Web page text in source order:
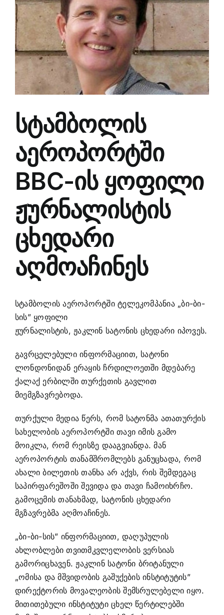
Larger
Image
სტამბოლის
აეროპორტში
BBC-ის ყოფილი
ჟურნალისტის
ცხედარი
აღმოაჩინეს
სტამბოლის აეროპორტში ტელეკომპანია „ბი-ბი-
სის” ყოფილი
ჟურნალისტის, ჟაკლინ სატონის ცხედარი იპოვეს.
გავრცელებული ინფორმაციით, სატონი
ლონდონიდან ერაყის ჩრდილოეთში მდებარე
ქალაქ ერბილში თურქეთის გავლით
მიემგზავრებოდა.
თურქული მედია წერს, რომ სატონმა ათათურქის
სახელობის აეროპორტში თავი იმის გამო
მოიკლა, რომ რეისზე დააგვიანდა. მან
აეროპორტის თანამშრომლებს განუცხადა, რომ
ახალი ბილეთის თანხა არ აქვს, რის შემდეგაც
საპირფარეშოში შევიდა და თავი ჩამოიხრჩო.
გამოცემის თანახმად, სატონის ცხედარი
მგზავრებმა აღმოაჩინეს.
„ბი-ბი-სის” ინფორმაციით, დაღუპულის
ახლობლები თვითმკვლელობის ვერსიას
გამორიცხავენ. ჟაკლინ სატონი ბრიტანული
„ომისა და მშვიდობის გაშუქების ინსტიტუტის”
დირექტორის მოვალეობის შემსრულებელი იყო.
მითითებული ინსტიტუტი ცხელ წერტილებში